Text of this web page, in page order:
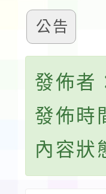
公告
發佈者
發佈時
內容狀